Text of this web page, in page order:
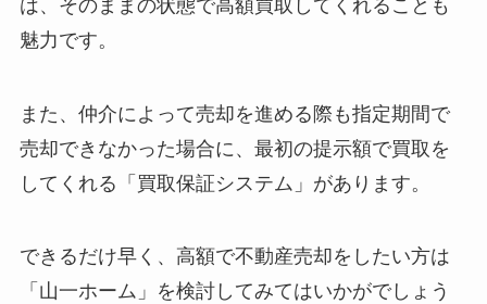
は、そのままの状態で高額買取してくれることも
魅力です。
また、仲介によって売却を進める際も指定期間で
売却できなかった場合に、最初の提示額で買取を
してくれる「買取保証システム」があります。
できるだけ早く、高額で不動産売却をしたい方は
「山一ホーム」を検討してみてはいかがでしょう